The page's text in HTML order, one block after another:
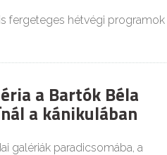
fergeteges hétvégi programok
a Bartók Béla
a kánikulában
galériák paradicsomába, a